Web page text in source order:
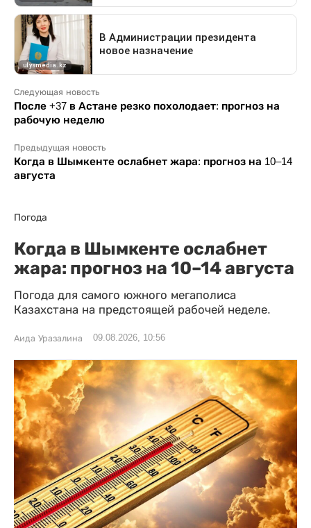
Следующая новость
После +37 в Астане резко похолодает: прогноз на
рабочую неделю
Предыдущая новость
Когда в Шымкенте ослабнет жара: прогноз на 10–14
августа
Погода
Когда в Шымкенте ослабнет
жара: прогноз на 10–14 августа
Погода для самого южного мегаполиса
Казахстана на предстоящей рабочей неделе.
Аида Уразалина 09.08.2026, 10:56